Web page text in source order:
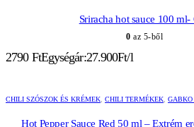
Sriracha hot sauce 100 ml-
0 az 5-ből
2790 FtEgységár:27.900Ft/l
CHILI SZÓSZOK ÉS KRÉMEK, CHILI TERMÉKEK,
Hot Pepper Sauce Red 50 ml – Extrém